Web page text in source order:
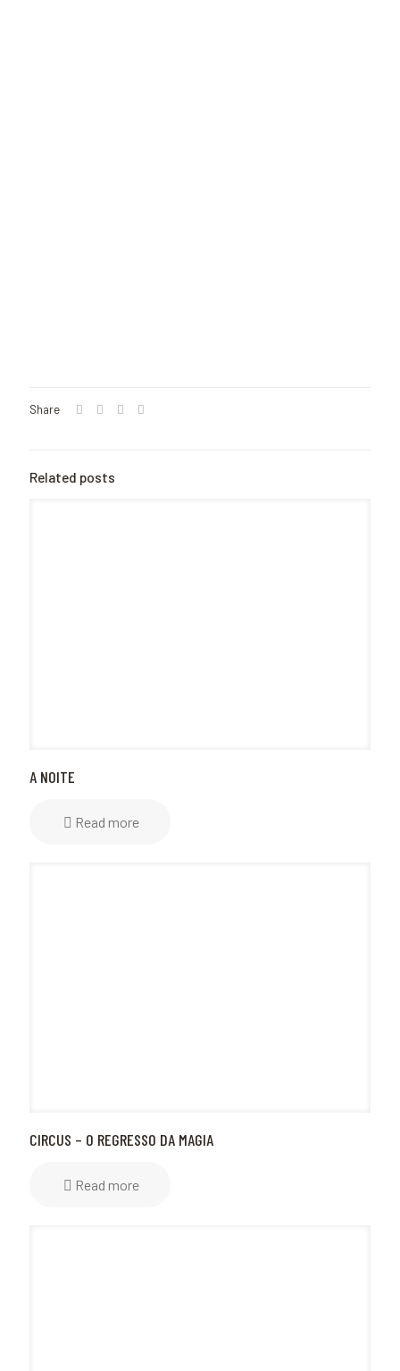
Share
Related posts
A NOITE
Read more
CIRCUS – O REGRESSO DA MAGIA
Read more